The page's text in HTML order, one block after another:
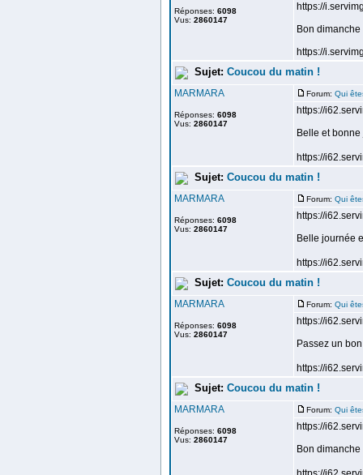
Réponses: 6098
Vus: 2860147
https://
Bon
https://
Sujet: Coucou du matin !
MARMARA
Réponses: 6098
Vus: 2860147
Forum: Qui
https://
Belle et
https://
Sujet: Coucou du matin !
MARMARA
Réponses: 6098
Vus: 2860147
Forum: Qui
https://
Belle journée
https://
Sujet: Coucou du matin !
MARMARA
Réponses: 6098
Vus: 2860147
Forum: Qui
https://
Passez un
https://
Sujet: Coucou du matin !
MARMARA
Réponses: 6098
Vus: 2860147
Forum: Qui
https://
Bon